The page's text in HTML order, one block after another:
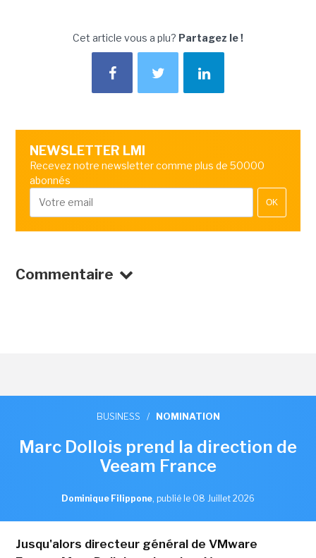
Cet article vous a plu? Partagez le !
NEWSLETTER LMI
Recevez notre newsletter comme plus de 50000
abonnés
OK
Commentaire
BUSINESS / NOMINATION
Marc Dollois prend la direction de
Veeam France
Dominique Filippone, publié le 08 Juillet 2026
Jusqu'alors directeur général de VMware